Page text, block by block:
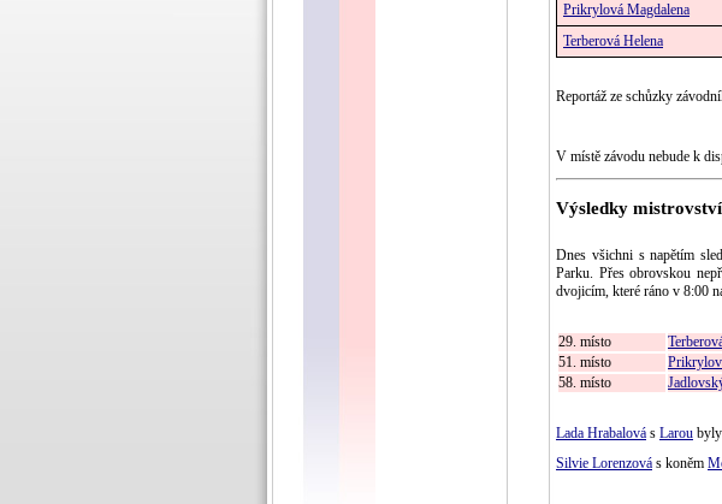
Prikrylová Magdalena
Terberová Helena
Reportáž ze schůzky
V místě závodu nebude k
Výsledky
Dnes všichni s napětím
Parku. Přes obrovskou
dvojicím, které ráno v 8:00
29. místo
51. místo
58. místo
Lada Hrabalová s Larou
Silvie Lorenzová s koněm